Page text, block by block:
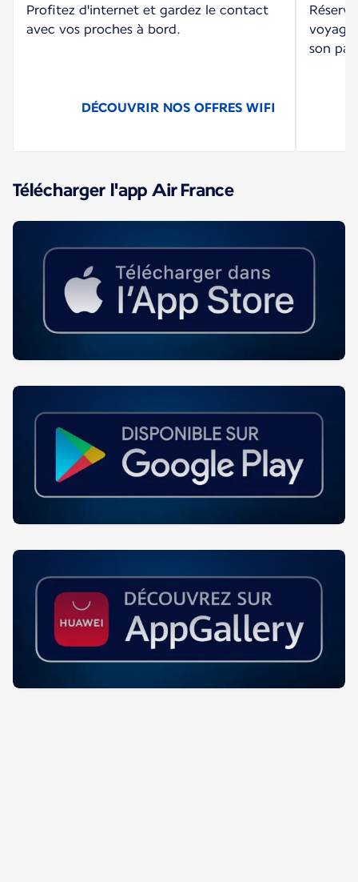
Profitez d'internet et gardez le contact
avec vos proches à bord.
DÉCOUVRIR NOS OFFRES WIFI
son
Télécharger l'app Air France